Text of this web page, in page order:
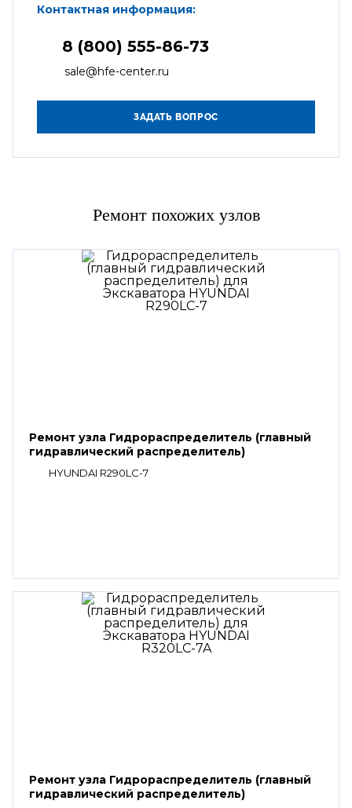
Контактная информация:
8 (800) 555-86-73
sale@hfe-center.ru
Ремонт похожих узлов
Ремонт узла Гидрораспределитель (главный
гидравлический распределитель)
HYUNDAI R290LC-7
Ремонт узла Гидрораспределитель (главный
гидравлический распределитель)